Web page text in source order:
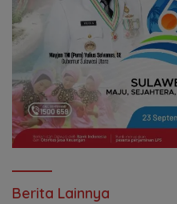
Berita Lainnya